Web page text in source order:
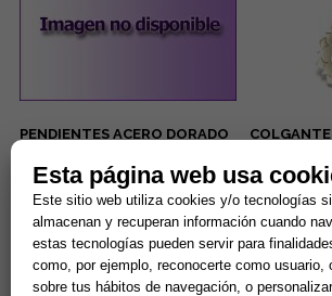
PENDIENTES ACERO DORADO
CON PESTAÑAS BRILLANTES
5,00 €
Comprar
(PARA
chakra del
encuentra
del
8,42 €
Esta página web usa
Este sitio web utiliza cookies y/o tecnologías
almacenan y recuperan información cuando
estas tecnologías pueden servir para
como, por ejemplo, reconocerte como usuario,
sobre tus hábitos de navegación, o